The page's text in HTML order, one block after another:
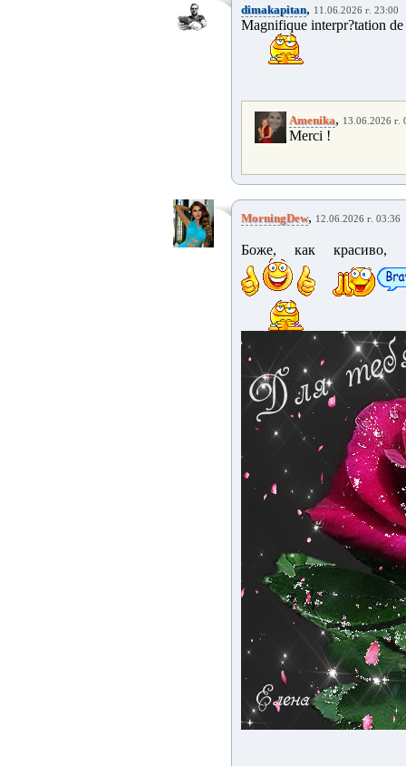
dimakapitan, 11.06.2026 г. 23:00
Magnifique interpr?tation
Amenika, 13.06.2026 г.
Merci !
MorningDew, 12.06.2026 г. 03:36
Боже, как красиво,